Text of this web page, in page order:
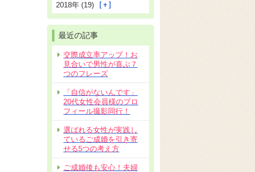
2018年 (19)
最近の記事
交際成立率アップ！お
見合いで男性が喜ぶ７
つのフレーズ
「自信がないんです」
20代女性会員様のプロ
フィール撮影同行！
選ばれる女性が実践し
ているご成婚を引き寄
せる5つの考え方
ご成婚後も安心！夫婦